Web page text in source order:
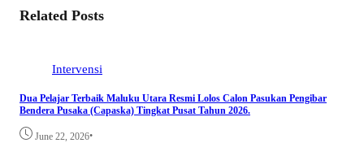
Related Posts
Intervensi
Dua Pelajar Terbaik Maluku Utara Resmi Lolos Calon Pasukan Pengibar
Bendera Pusaka (Capaska) Tingkat Pusat Tahun 2026.
June 22, 2026•